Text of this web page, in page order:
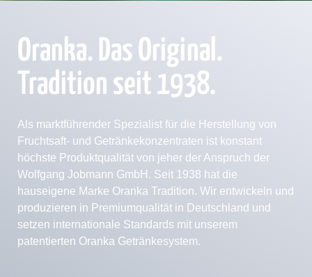
Oranka. Das Original.
Tradition seit 1938.
Als marktführender Spezialist für die Herstellung von
Fruchtsaft- und Getränkekonzentraten ist konstant
höchste Produktqualität von jeher der Anspruch der
Wolfgang Jobmann GmbH. Seit 1938 hat die
hauseigene Marke Oranka Tradition. Wir entwickeln und
produzieren in Premiumqualität in Deutschland und
setzen internationale Standards mit unserem
patentierten Oranka Getränkesystem.